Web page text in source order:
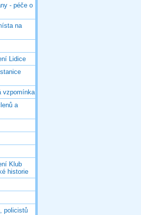
- péče o
na
Lidice
vzpomínka
a
Klub
historie
policistů